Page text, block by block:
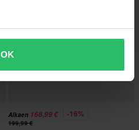
OK
Alkaen 168,99 € -16%
199,99 €